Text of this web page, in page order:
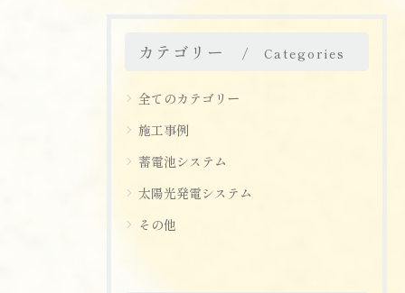
カテゴリー Categories
全てのカテゴリー
施工事例
蓄電池システム
太陽光発電システム
その他